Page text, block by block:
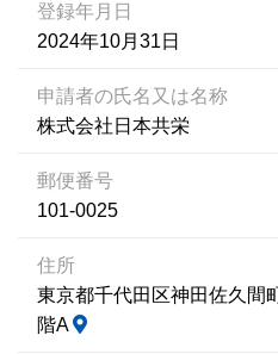
登録年月日
2024年10月31日
申請者の氏名又は名称
株式会社日本共栄
郵便番号
101-0025
住所
東京都千代田区神田佐久間
階A